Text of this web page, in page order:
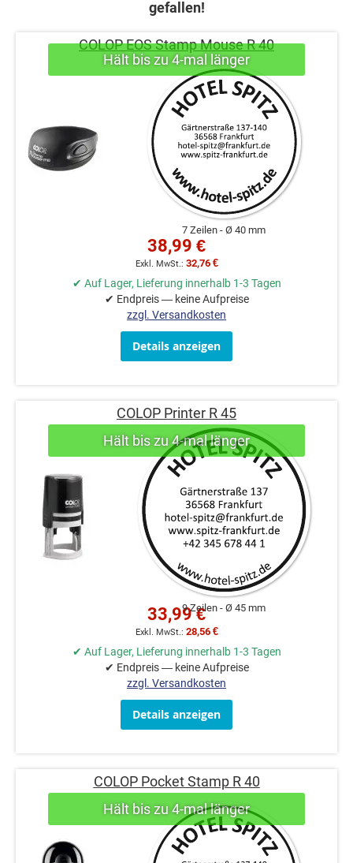
gefallen!
COLOP EOS Stamp Mouse R 40
7 Zeilen Ø 40 mm
38,99 €
32,76 €
✔ Auf Lager, Lieferung innerhalb 1-3 Tagen
✔ Endpreis — keine Aufpreise
zzgl. Versandkosten
Details anzeigen
COLOP Printer R 45
9 Zeilen Ø 45 mm
33,99 €
28,56 €
✔ Auf Lager, Lieferung innerhalb 1-3 Tagen
✔ Endpreis — keine Aufpreise
zzgl. Versandkosten
Details anzeigen
COLOP Pocket Stamp R 40